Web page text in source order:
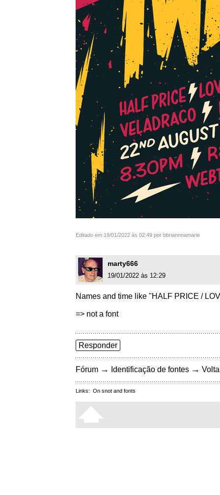
Editado em 19/01/2022 às 02:49 por bbriannnamarie
marty666
19/01/2022 às 12:29
Names and time like "HALF PRICE /
=> not a font
Responder
Fórum → Identificação de fontes →
Links: On snot and fonts